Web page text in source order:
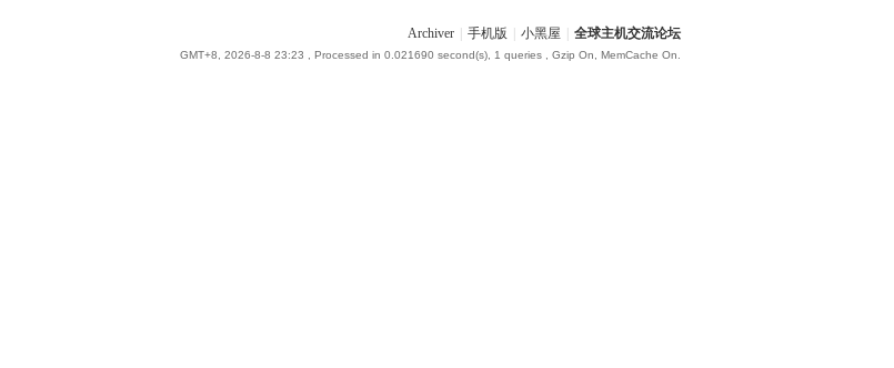
Archiver 手机版 小黑屋 全球主机交流论坛
GMT+8, 2026-8-8 23:23 , Processed in 0.021690 second(s), 1 queries , Gzip On, MemCache On.